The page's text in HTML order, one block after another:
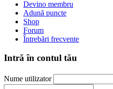
Devino membru
Adună puncte
Shop
Forum
Întrebări frecvente
Intră în contul tău
Nume utilizator